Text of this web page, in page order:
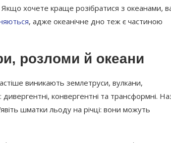
хочете краще розібратися з океанами,
, адже океанічне дно теж є частиною
розломи й океани
виникають землетруси, вулкани,
конвергентні та трансформні.
шматки льоду на річці: вони можуть